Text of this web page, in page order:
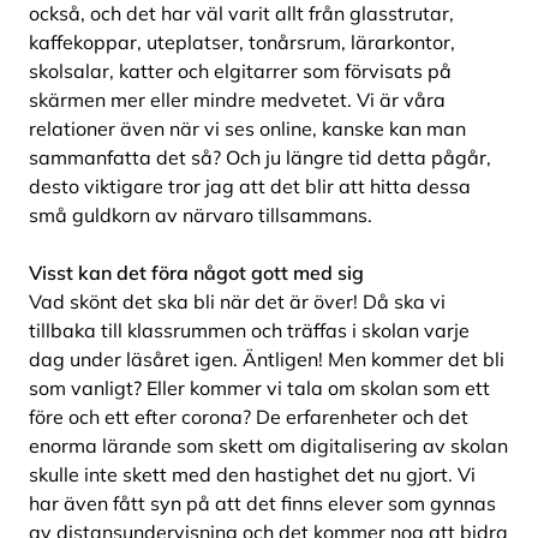
också, och det har väl varit allt från glasstrutar,
kaffekoppar, uteplatser, tonårsrum, lärarkontor,
skolsalar, katter och elgitarrer som förvisats på
skärmen mer eller mindre medvetet. Vi är våra
relationer även när vi ses online, kanske kan man
sammanfatta det så? Och ju längre tid detta pågår,
desto viktigare tror jag att det blir att hitta dessa
små guldkorn av närvaro tillsammans.
Visst kan det föra något gott med sig
Vad skönt det ska bli när det är över! Då ska vi
tillbaka till klassrummen och träffas i skolan varje
dag under läsåret igen. Äntligen! Men kommer det bli
som vanligt? Eller kommer vi tala om skolan som ett
före och ett efter corona? De erfarenheter och det
enorma lärande som skett om digitalisering av skolan
skulle inte skett med den hastighet det nu gjort. Vi
har även fått syn på att det finns elever som gynnas
av distansundervisning och det kommer nog att bidra